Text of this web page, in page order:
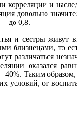
корреляции и
довольно
— до 0,8.
и сестры живут
близнецами, то
различаться
оказался
Таким образом,
условий, от